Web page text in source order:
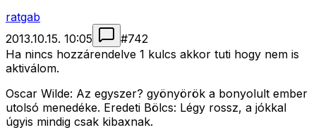
ratgab
2013.10.15. 10:05
#742
Ha nincs hozzárendelve 1 kulcs akkor tuti hogy nem is
aktiválom.
Oscar Wilde: Az egyszer? gyönyörök a bonyolult ember
utolsó menedéke. Eredeti Bölcs: Légy rossz, a jókkal
úgyis mindig csak kibaxnak.